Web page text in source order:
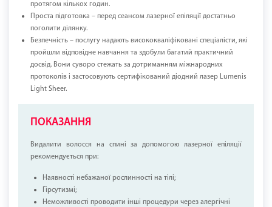
протягом кількох годин.
Проста підготовка – перед сеансом лазерної епіляції достатньо
поголити ділянку.
Безпечність – послугу надають висококваліфіковані спеціалісти, які
пройшли відповідне навчання та здобули багатий практичний
досвід. Вони суворо стежать за дотриманням міжнародних
протоколів і застосовують сертифікований діодний лазер Lumenis
Light Sheer.
ПОКАЗАННЯ
Видалити волосся на спині за допомогою лазерної епіляції
рекомендується при:
Наявності небажаної рослинності на тілі;
Гірсутизмі;
Неможливості проводити інші процедури через алергічні